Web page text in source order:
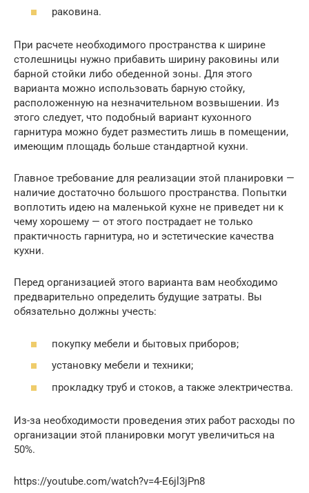
раковина.
При расчете необходимого пространства к ширине
столешницы нужно прибавить ширину раковины или
барной стойки либо обеденной зоны. Для этого
варианта можно использовать барную стойку,
расположенную на незначительном возвышении. Из
этого следует, что подобный вариант кухонного
гарнитура можно будет разместить лишь в помещении,
имеющим площадь больше стандартной кухни.
Главное требование для реализации этой планировки —
наличие достаточно большого пространства. Попытки
воплотить идею на маленькой кухне не приведет ни к
чему хорошему — от этого пострадает не только
практичность гарнитура, но и эстетические качества
кухни.
Перед организацией этого варианта вам необходимо
предварительно определить будущие затраты. Вы
обязательно должны учесть:
покупку мебели и бытовых приборов;
установку мебели и техники;
прокладку труб и стоков, а также электричества.
Из-за необходимости проведения этих работ расходы по
организации этой планировки могут увеличиться на
50%.
https://youtube.com/watch?v=4-E6jl3jPn8